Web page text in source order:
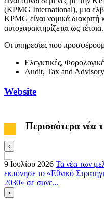
(KPMG International), μια
KPMG είναι νομικά διακριτή
αυτοχαρακτηρίζεται ως τέτοια.
Οι υπηρεσίες που
Ελεγκτικές,
Audit, Tax and
Website
Περισσότερα νέα
‹
9 Ιουλίου 2026 Τα νέα των
εκπόνησε το «Εθνικό
2030» σε συνε...
›